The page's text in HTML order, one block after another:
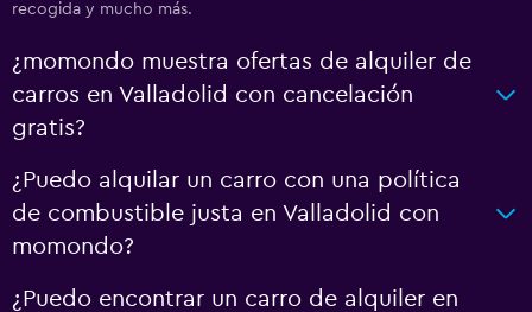
recogida y mucho más.
¿momondo muestra ofertas de alquiler de
carros en Valladolid con cancelación
gratis?
¿Puedo alquilar un carro con una política
de combustible justa en Valladolid con
momondo?
¿Puedo encontrar un carro de alquiler en